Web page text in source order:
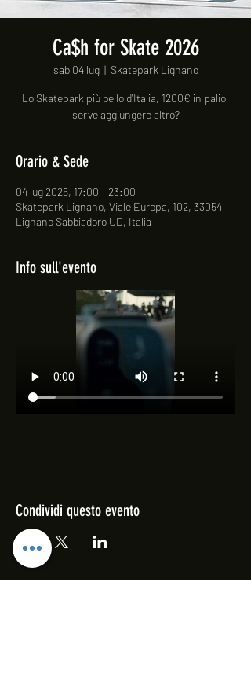
Ca$h for Skate 2026
sab 04 lug
  |
Skatepark Lignano
Lo Skatepark più bello d'Italia, 1200€ in palio,
serve aggiungere altro?
Orario & Sede
04 lug 2026, 17:00 – 23:00
Skatepark Lignano, Viale Europa, 102, 33054
Lignano Sabbiadoro UD, Italia
Info sull'evento
Condividi questo evento